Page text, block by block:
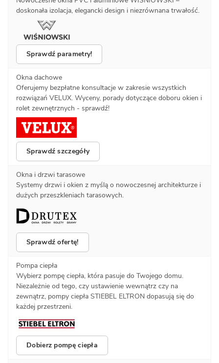
doskonała izolacja, elegancki design i niezrównana trwałość.
Sprawdź parametry!
Okna dachowe
Oferujemy bezpłatne konsultacje w zakresie wszystkich
rozwiązań VELUX. Wyceny, porady dotyczące doboru okien i
rolet zewnętrznych - sprawdź!
Sprawdź szczegóły
Okna i drzwi tarasowe
Systemy drzwi i okien z myślą o nowoczesnej architekturze i
dużych przeszkleniach tarasowych.
Sprawdź ofertę!
Pompa ciepła
Wybierz pompę ciepła, która pasuje do Twojego domu.
Niezależnie od tego, czy ustawienie wewnątrz czy na
zewnątrz, pompy ciepła STIEBEL ELTRON dopasują się do
każdej przestrzeni.
Dobierz pompę ciepła